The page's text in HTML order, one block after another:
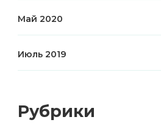
Май 2020
Июль 2019
Рубрики